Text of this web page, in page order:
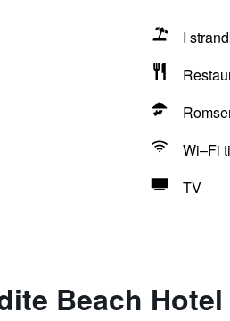
I
Wi–Fi
TV
Beach Hotel